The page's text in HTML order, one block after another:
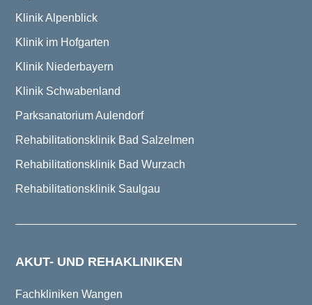
Klinik Alpenblick
Klinik im Hofgarten
Klinik Niederbayern
Klinik Schwabenland
Parksanatorium Aulendorf
Rehabilitationsklinik Bad Salzelmen
Rehabilitationsklinik Bad Wurzach
Rehabilitationsklinik Saulgau
AKUT- UND REHAKLINIKEN
Fachkliniken Wangen